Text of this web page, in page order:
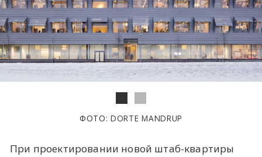
ФОТО: DORTE MANDRUP
При проектировании новой штаб-квартиры